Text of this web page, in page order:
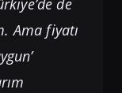
de
Ama fiyatı